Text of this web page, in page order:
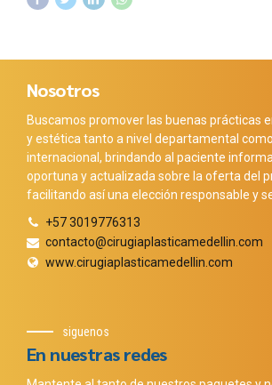
Nosotros
Buscamos promover las buenas prácticas
y estética tanto a nivel departamental
internacional, brindando al paciente
oportuna y actualizada sobre la oferta del
facilitando así una elección responsable y
+57 3019776313
contacto@cirugiaplasticamedellin.com
www.cirugiaplasticamedellin.com
siguenos
En nuestras redes